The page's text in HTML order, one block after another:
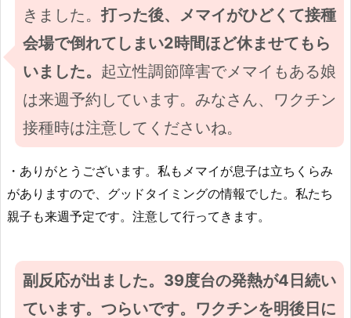
きました。 打った後、メマイがひどくて接種
会場で倒れてしまい2時間ほど休ませてもら
いました。 起立性調節障害でメマイもある娘
は来週予約しています。みなさん、ワクチン
接種時は注意してくださいね。
・ありがとうございます。私もメマイが息子は立ちくらみ
がありますので、グッドタイミングの情報でした。私たち
親子も来週予定です。注意して行ってきます。
副反応が出ました。39度台の発熱が4日続い
ています。つらいです。ワクチンを明後日に